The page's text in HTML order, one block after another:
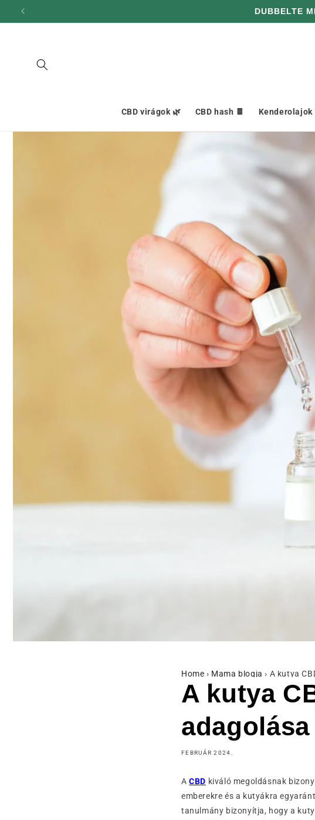
hagyni és
MINDEN
CBD virágok 🌿 CBD hash 🍫 Kenderolajok
Home › Mama blogja › A kutya
A kutya
adagolása
FEBRUÁR 2024.
ACBD kiváló megoldásnak
emberekre és a kutyákra
tanulmány bizonyítja, hogy a